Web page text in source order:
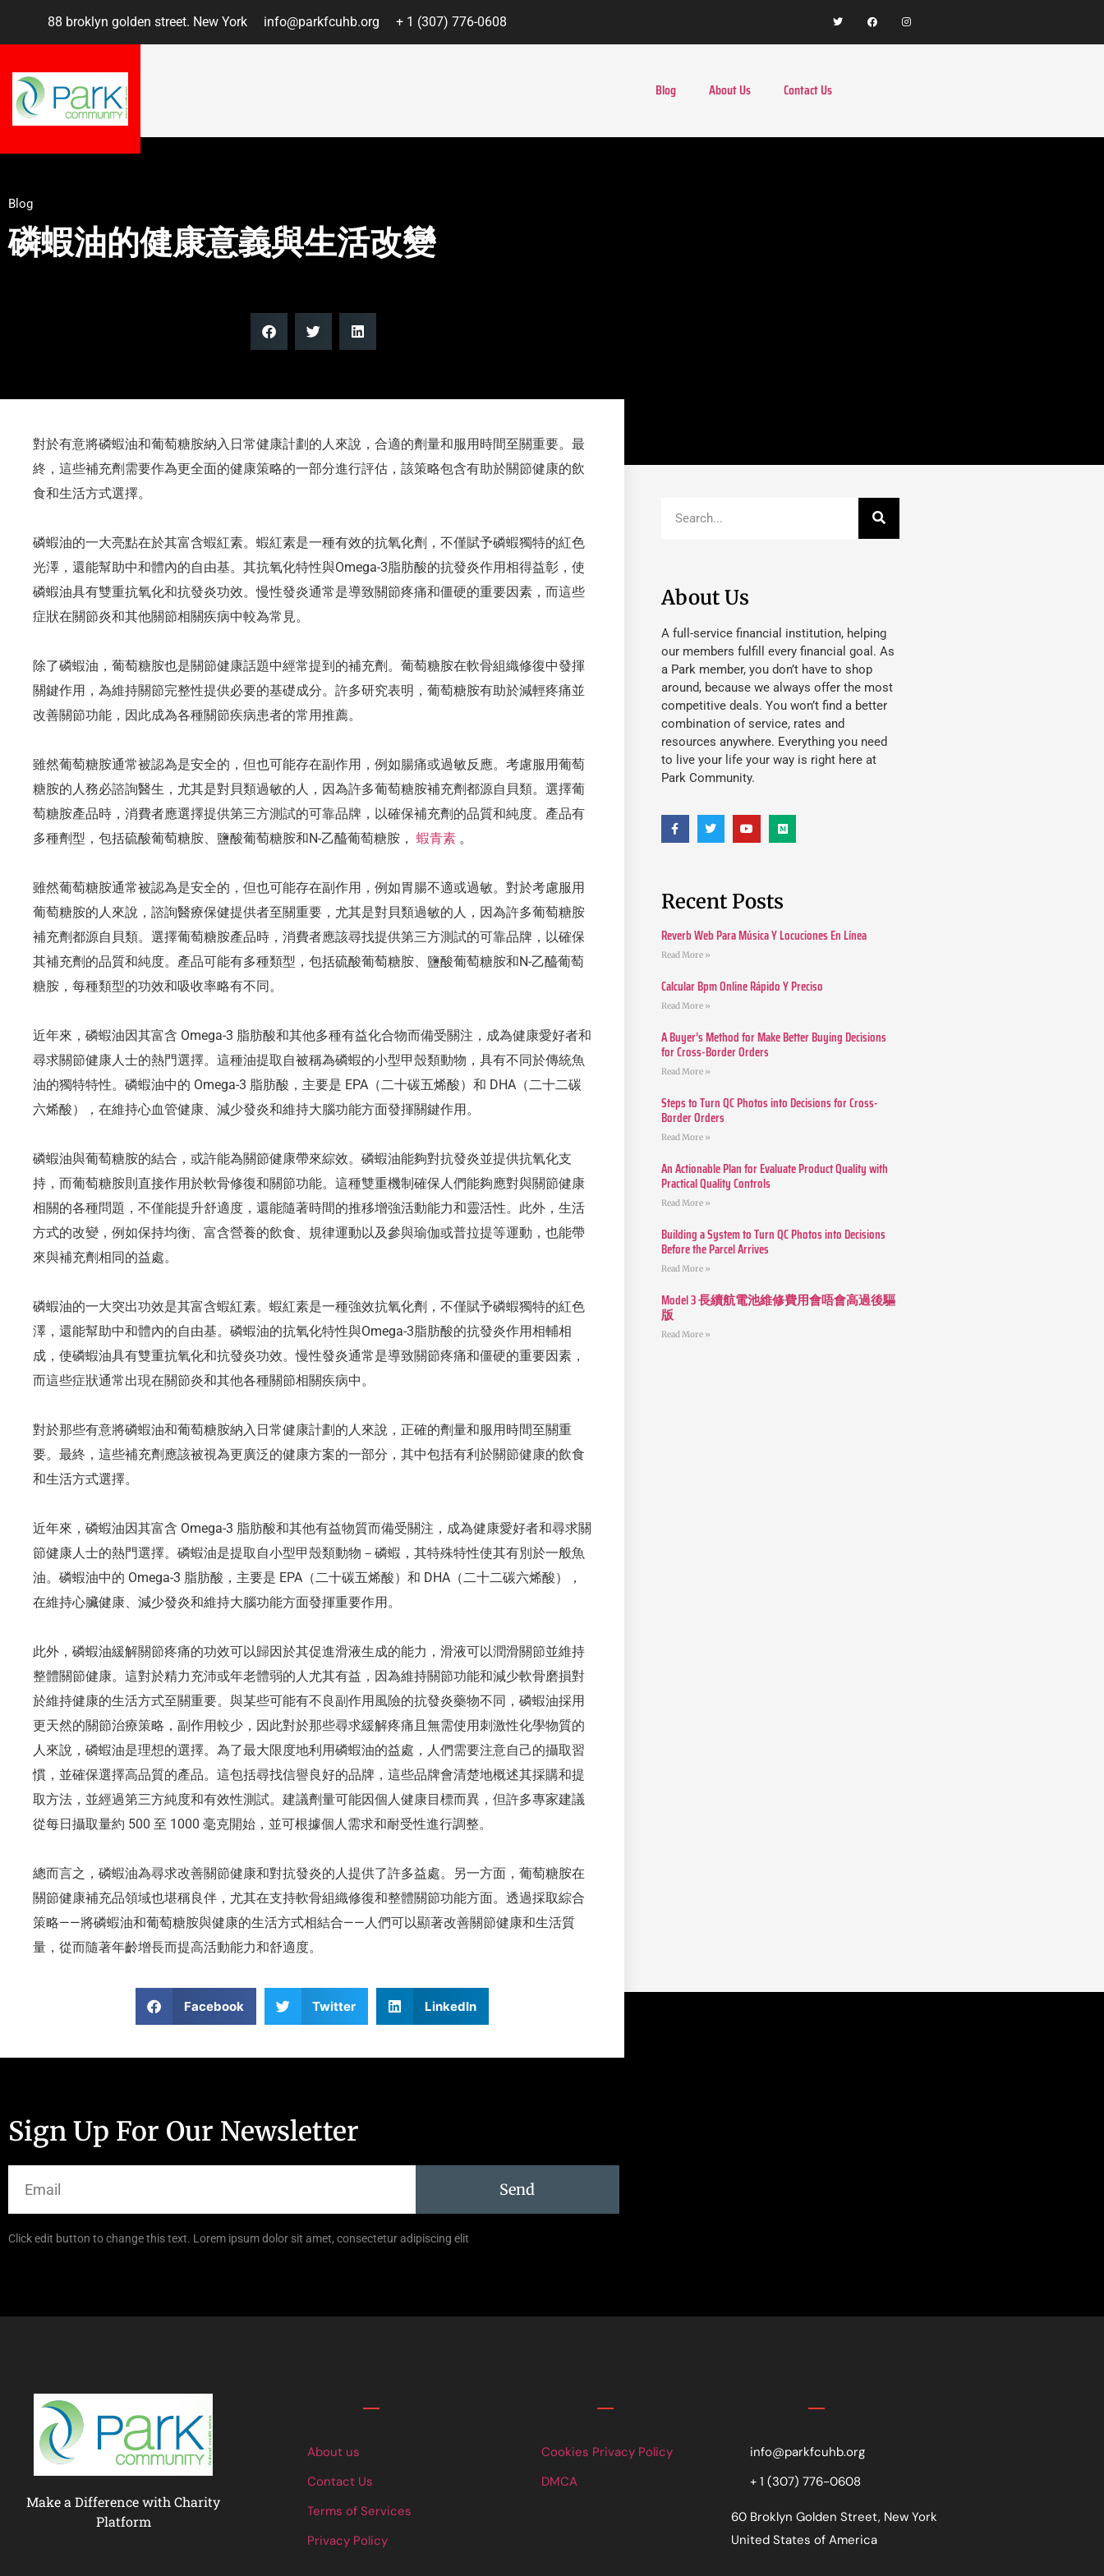
88 broklyn golden street. New York info@parkfcuhb.org + 1 (307) 776-0608
Blog About Us Contact Us
Blog
磷蝦油的健康意義與生活改變
對於有意將磷蝦油和葡萄糖胺納入日常健康計劃的人來說，合適的劑量和服用時間至關重要。最
終，這些補充劑需要作為更全面的健康策略的一部分進行評估，該策略包含有助於關節健康的飲
食和生活方式選擇。
磷蝦油的一大亮點在於其富含蝦紅素。蝦紅素是一種有效的抗氧化劑，不僅賦予磷蝦獨特的紅色
光澤，還能幫助中和體內的自由基。其抗氧化特性與Omega-3脂肪酸的抗發炎作用相得益彰，使
磷蝦油具有雙重抗氧化和抗發炎功效。慢性發炎通常是導致關節疼痛和僵硬的重要因素，而這些
症狀在關節炎和其他關節相關疾病中較為常見。
除了磷蝦油，葡萄糖胺也是關節健康話題中經常提到的補充劑。葡萄糖胺在軟骨組織修復中發揮
關鍵作用，為維持關節完整性提供必要的基礎成分。許多研究表明，葡萄糖胺有助於減輕疼痛並
改善關節功能，因此成為各種關節疾病患者的常用推薦。
雖然葡萄糖胺通常被認為是安全的，但也可能存在副作用，例如腸痛或過敏反應。考慮服用葡萄
糖胺的人務必諮詢醫生，尤其是對貝類過敏的人，因為許多葡萄糖胺補充劑都源自貝類。選擇葡
萄糖胺產品時，消費者應選擇提供第三方測試的可靠品牌，以確保補充劑的品質和純度。產品有
多種劑型，包括硫酸葡萄糖胺、鹽酸葡萄糖胺和N-乙醯葡萄糖胺， 蝦青素 。
雖然葡萄糖胺通常被認為是安全的，但也可能存在副作用，例如胃腸不適或過敏。對於考慮服用
葡萄糖胺的人來說，諮詢醫療保健提供者至關重要，尤其是對貝類過敏的人，因為許多葡萄糖胺
補充劑都源自貝類。選擇葡萄糖胺產品時，消費者應該尋找提供第三方測試的可靠品牌，以確保
其補充劑的品質和純度。產品可能有多種類型，包括硫酸葡萄糖胺、鹽酸葡萄糖胺和N-乙醯葡萄
糖胺，每種類型的功效和吸收率略有不同。
近年來，磷蝦油因其富含 Omega-3 脂肪酸和其他多種有益化合物而備受關注，成為健康愛好者和
尋求關節健康人士的熱門選擇。這種油提取自被稱為磷蝦的小型甲殼類動物，具有不同於傳統魚
油的獨特特性。磷蝦油中的 Omega-3 脂肪酸，主要是 EPA（二十碳五烯酸）和 DHA（二十二碳
六烯酸），在維持心血管健康、減少發炎和維持大腦功能方面發揮關鍵作用。
磷蝦油與葡萄糖胺的結合，或許能為關節健康帶來綜效。磷蝦油能夠對抗發炎並提供抗氧化支
持，而葡萄糖胺則直接作用於軟骨修復和關節功能。這種雙重機制確保人們能夠應對與關節健康
相關的各種問題，不僅能提升舒適度，還能隨著時間的推移增強活動能力和靈活性。此外，生活
方式的改變，例如保持均衡、富含營養的飲食、規律運動以及參與瑜伽或普拉提等運動，也能帶
來與補充劑相同的益處。
磷蝦油的一大突出功效是其富含蝦紅素。蝦紅素是一種強效抗氧化劑，不僅賦予磷蝦獨特的紅色
澤，還能幫助中和體內的自由基。磷蝦油的抗氧化特性與Omega-3脂肪酸的抗發炎作用相輔相
成，使磷蝦油具有雙重抗氧化和抗發炎功效。慢性發炎通常是導致關節疼痛和僵硬的重要因素，
而這些症狀通常出現在關節炎和其他各種關節相關疾病中。
對於那些有意將磷蝦油和葡萄糖胺納入日常健康計劃的人來說，正確的劑量和服用時間至關重
要。最終，這些補充劑應該被視為更廣泛的健康方案的一部分，其中包括有利於關節健康的飲食
和生活方式選擇。
近年來，磷蝦油因其富含 Omega-3 脂肪酸和其他有益物質而備受關注，成為健康愛好者和尋求關
節健康人士的熱門選擇。磷蝦油是提取自小型甲殼類動物－磷蝦，其特殊特性使其有別於一般魚
油。磷蝦油中的 Omega-3 脂肪酸，主要是 EPA（二十碳五烯酸）和 DHA（二十二碳六烯酸），
在維持心臟健康、減少發炎和維持大腦功能方面發揮重要作用。
此外，磷蝦油緩解關節疼痛的功效可以歸因於其促進滑液生成的能力，滑液可以潤滑關節並維持
整體關節健康。這對於精力充沛或年老體弱的人尤其有益，因為維持關節功能和減少軟骨磨損對
於維持健康的生活方式至關重要。與某些可能有不良副作用風險的抗發炎藥物不同，磷蝦油採用
更天然的關節治療策略，副作用較少，因此對於那些尋求緩解疼痛且無需使用刺激性化學物質的
人來說，磷蝦油是理想的選擇。為了最大限度地利用磷蝦油的益處，人們需要注意自己的攝取習
慣，並確保選擇高品質的產品。這包括尋找信譽良好的品牌，這些品牌會清楚地概述其採購和提
取方法，並經過第三方純度和有效性測試。建議劑量可能因個人健康目標而異，但許多專家建議
從每日攝取量約 500 至 1000 毫克開始，並可根據個人需求和耐受性進行調整。
總而言之，磷蝦油為尋求改善關節健康和對抗發炎的人提供了許多益處。另一方面，葡萄糖胺在
關節健康補充品領域也堪稱良伴，尤其在支持軟骨組織修復和整體關節功能方面。透過採取綜合
策略——將磷蝦油和葡萄糖胺與健康的生活方式相結合——人們可以顯著改善關節健康和生活質
量，從而隨著年齡增長而提高活動能力和舒適度。
Facebook Twitter LinkedIn
About Us
A full-service financial institution, helping
our members fulfill every financial goal. As
a Park member, you don’t have to shop
around, because we always offer the most
competitive deals. You won’t find a better
combination of service, rates and
resources anywhere. Everything you need
to live your life your way is right here at
Park Community.
Recent Posts
Reverb Web Para Música Y Locuciones En Línea
Read More »
Calcular Bpm Online Rápido Y Preciso
Read More »
A Buyer’s Method for Make Better Buying Decisions
for Cross-Border Orders
Read More »
Steps to Turn QC Photos into Decisions for Cross-
Border Orders
Read More »
An Actionable Plan for Evaluate Product Quality with
Practical Quality Controls
Read More »
Building a System to Turn QC Photos into Decisions
Before the Parcel Arrives
Read More »
Model 3 長續航電池維修費用會唔會高過後驅
版
Read More »
Sign Up For Our Newsletter
Send
Click edit button to change this text. Lorem ipsum dolor sit amet, consectetur adipiscing elit
Make a Difference with Charity
Platform
About us
Contact Us
Terms of Services
Privacy Policy
Cookies Privacy Policy
DMCA
info@parkfcuhb.org
+ 1 (307) 776-0608
60 Broklyn Golden Street, New York
United States of America